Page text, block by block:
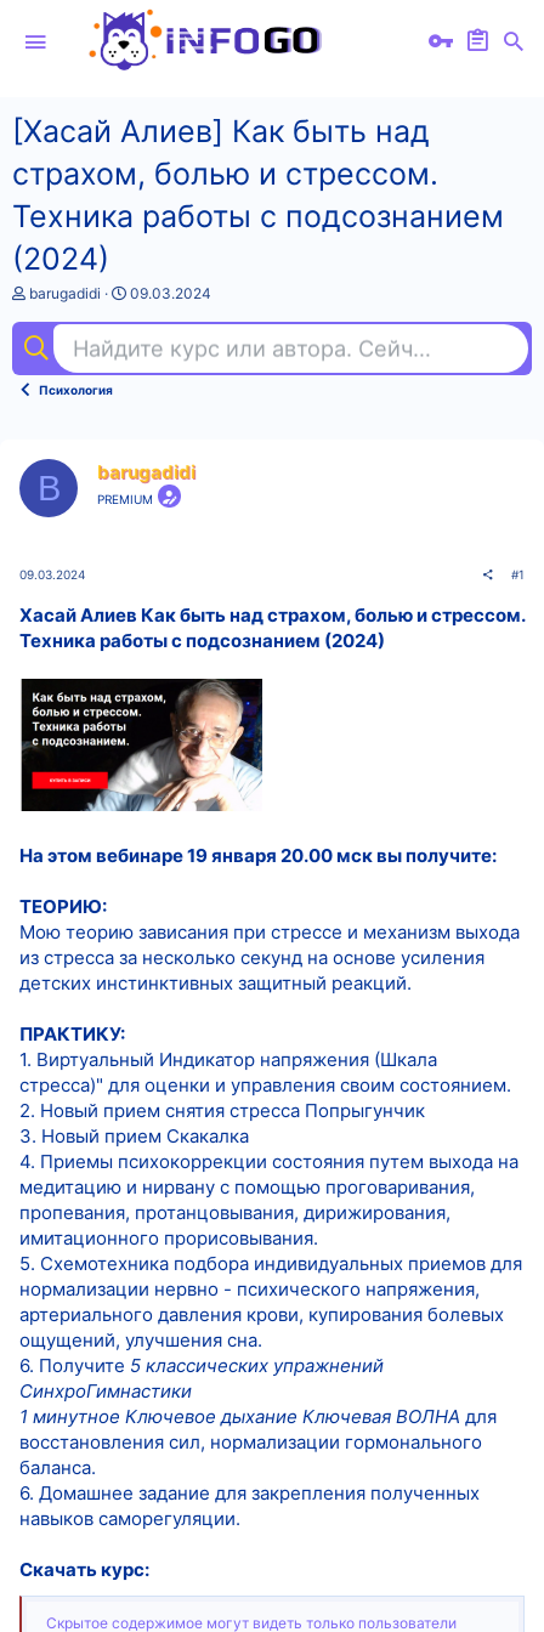
[Хасай Алиев] Как быть над
страхом, болью и стрессом.
Техника работы с подсознанием
(2024)
А
т
о
т
barugadidi
Д
а
н
а
09.03.2024
Найдите курс или автора. Сейчас ищут
Психология
B barugadidi
PREMIUM
09.03.2024 #1
Хасай Алиев Как быть над страхом, болью и стрессом.
Техника работы с подсознанием (2024)
На этом вебинаре 19 января 20.00 мск вы получите:
ТЕОРИЮ:
Мою теорию зависания при стрессе и механизм выхода
из стресса за несколько секунд на основе усиления
детских инстинктивных защитный реакций.
ПРАКТИКУ:
1. Виртуальный Индикатор напряжения (Шкала
стресса)" для оценки и управления своим состоянием.
2. Новый прием снятия стресса Попрыгунчик
3. Новый прием Скакалка
4. Приемы психокоррекции состояния путем выхода на
медитацию и нирвану с помощью проговаривания,
пропевания, протанцовывания, дирижирования,
имитационного прорисовывания.
5. Схемотехника подбора индивидуальных приемов для
нормализации нервно - психического напряжения,
артериального давления крови, купирования болевых
ощущений, улучшения сна.
6. Получите 5 классических упражнений
СинхроГимнастики
1 минутное Ключевое дыхание Ключевая ВОЛНА для
восстановления сил, нормализации гормонального
баланса.
6. Домашнее задание для закрепления полученных
навыков саморегуляции.
Скачать курс:
Скрытое содержимое могут видеть только пользователи